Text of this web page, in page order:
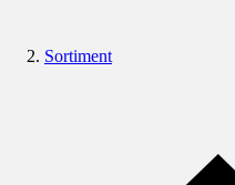
Sortiment